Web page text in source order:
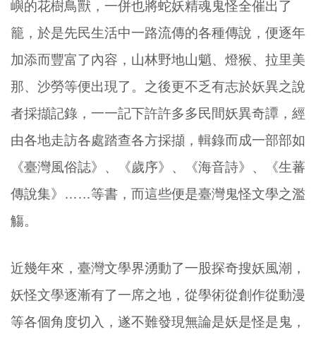
嶼的花樹鳥獸，一併也將蛇妖精魂鬼怪全催出了
籠，於是先民生活中一路流傳的各種傳說，便逐年
加添而豐富了內容，山林野地山魈、燈猴、拉里美
那、沙勞等便出現了。之後更不乏有志於妖異之說
者採擷記錄，一一記下許許多多民間妖異奇譚，經
由各地走訪各處踏查各方採擷，輯錄而成一部部如
《臺灣風俗誌》、《歲序》、《海音詩》、《生蕃
傳說集》……等書，而這些便是臺灣鬼怪文學之濫
觴。
近幾年來，臺灣文學界湧動了一股探奇搜妖風潮，
妖怪文學逐漸有了一席之地，從學術從創作從動漫
等各個角度切入，遂不難發現無論是妖是怪是鬼，